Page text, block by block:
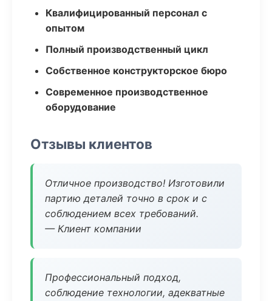
Квалифицированный персонал с
опытом
Полный производственный цикл
Собственное конструкторское бюро
Современное производственное
оборудование
Отзывы клиентов
Отличное производство! Изготовили
партию деталей точно в срок и с
соблюдением всех требований.
— Клиент компании
Профессиональный подход,
соблюдение технологии, адекватные